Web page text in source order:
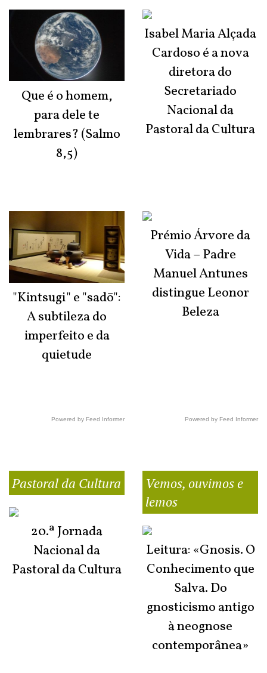
Que é o homem,
para dele te
lembrares? (Salmo
8,5)
"Kintsugi" e "sadō":
A subtileza do
imperfeito e da
quietude
Powered by Feed Informer
Isabel Maria Alçada
Cardoso é a nova
diretora do
Secretariado
Nacional da
Pastoral da Cultura
Prémio Árvore da
Vida – Padre
Manuel Antunes
distingue Leonor
Beleza
Powered by Feed Informer
Pastoral da Cultura
20.ª Jornada
Nacional da
Pastoral da Cultura
Vemos, ouvimos e
lemos
Leitura: «Gnosis. O
Conhecimento que
Salva. Do
gnosticismo antigo
à neognose
contemporânea»